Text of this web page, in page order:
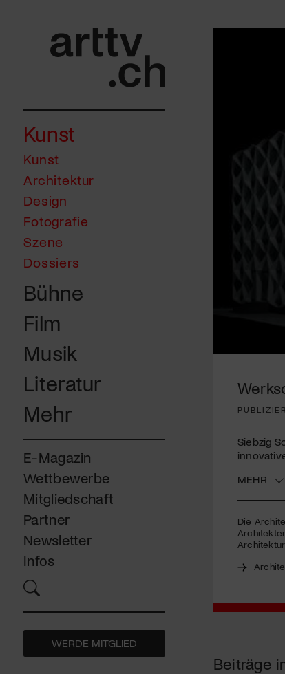
Kunst
Kunst
Architektur
Design
Fotografie
Szene
Dossiers
Bühne
Film
Musik
Literatur
Mehr
E-Magazin
Wettbewerbe
Mitgliedschaft
Partner
Newsletter
Infos
WERDE MITGLIED
Siebzig
MEHR
Die
Beiträge